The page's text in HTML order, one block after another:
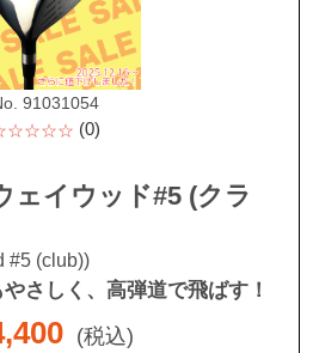
91031054
(0)
ェイウッド#5 (クラ
#5 (club))
さしく、高弾道で飛ばす！
(税込)